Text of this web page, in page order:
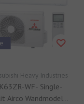
Heavy Industries
WF- Single-
Airco Wandmodel -